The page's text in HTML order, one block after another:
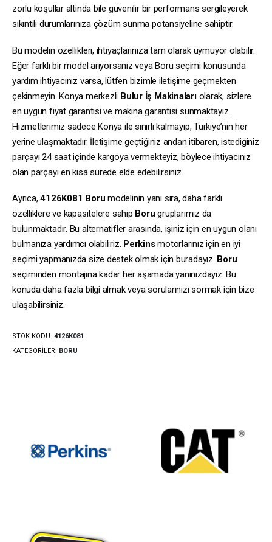
zorlu koşullar altında bile güvenilir bir performans sergileyerek
sıkıntılı durumlarınıza çözüm sunma potansiyeline sahiptir.
Bu modelin özellikleri, ihtiyaçlarınıza tam olarak uymuyor olabilir.
Eğer farklı bir model arıyorsanız veya Boru seçimi konusunda
yardım ihtiyacınız varsa, lütfen bizimle iletişime geçmekten
çekinmeyin. Konya merkezli Bulur İş Makinalarıolarak, sizlere
en uygun fiyat garantisi ve makina garantisi sunmaktayız.
Hizmetlerimiz sadece Konya ile sınırlı kalmayıp, Türkiye’nin her
yerine ulaşmaktadır. İletişime geçtiğiniz andan itibaren, istediğiniz
parçayı 24 saat içinde kargoya vermekteyiz, böylece ihtiyacınız
olan parçayı en kısa sürede elde edebilirsiniz.
Ayrıca,4126K081 Boru modelinin yanı sıra, daha farklı
özelliklere ve kapasitelere sahip Boru gruplarımız da
bulunmaktadır. Bu alternatifler arasında, işiniz için en uygun olanı
bulmanıza yardımcı olabiliriz. Perkinsmotorlarınız için en iyi
seçimi yapmanızda size destek olmak için buradayız. Boru
seçiminden montajına kadar her aşamada yanınızdayız. Bu
konuda daha fazla bilgi almak veya sorularınızı sormak için bize
ulaşabilirsiniz.
STOK KODU: 4126K081
KATEGORILER: BORU